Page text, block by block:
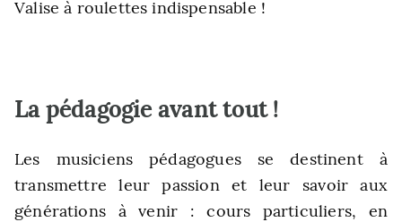
Valise à roulettes indispensable !
La pédagogie avant tout !
Les musiciens pédagogues se destinent à
transmettre leur passion et leur savoir aux
générations à venir : cours particuliers, en